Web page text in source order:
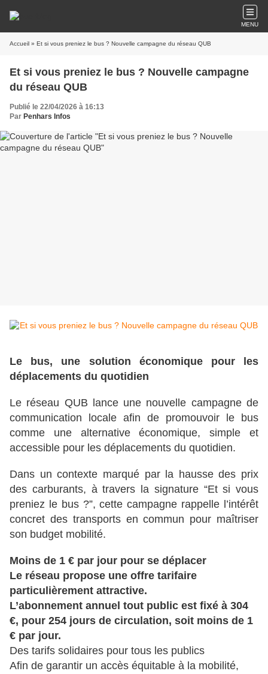
MENU
Accueil » Et si vous preniez le bus ? Nouvelle campagne du réseau QUB
Et si vous preniez le bus ? Nouvelle campagne
du réseau QUB
Publié le 22/04/2026 à 16:13
Par Penhars Infos
Le bus, une solution économique pour les
déplacements du quotidien
Le réseau QUB lance une nouvelle campagne de
communication locale afin de promouvoir le bus
comme une alternative économique, simple et
accessible pour les déplacements du quotidien.
Dans un contexte marqué par la hausse des prix
des carburants, à travers la signature “Et si vous
preniez le bus ?”, cette campagne rappelle l’intérêt
concret des transports en commun pour maîtriser
son budget mobilité.
Moins de 1 € par jour pour se déplacer
Le réseau propose une offre tarifaire
particulièrement attractive.
L’abonnement annuel tout public est fixé à 304
€, pour 254 jours de circulation, soit moins de 1
€ par jour.
Des tarifs solidaires pour tous les publics
Afin de garantir un accès équitable à la mobilité,